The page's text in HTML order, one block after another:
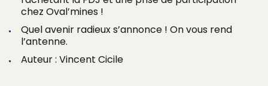
chez Oval’mines !
Quel avenir radieux s’annonce ! On vous rend
l’antenne.
Auteur : Vincent Cicile